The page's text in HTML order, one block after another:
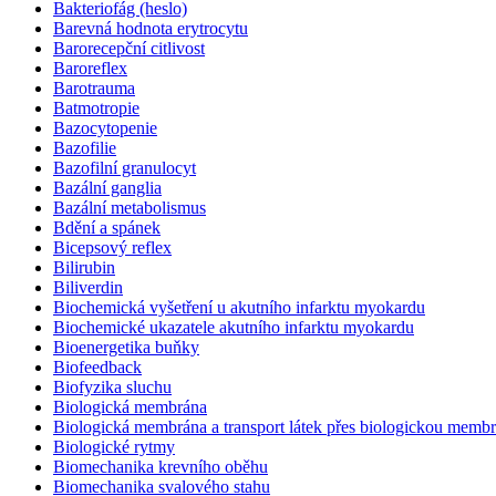
Bakteriofág (heslo)
Barevná hodnota erytrocytu
Barorecepční citlivost
Baroreflex
Barotrauma
Batmotropie
Bazocytopenie
Bazofilie
Bazofilní granulocyt
Bazální ganglia
Bazální metabolismus
Bdění a spánek
Bicepsový reflex
Bilirubin
Biliverdin
Biochemická vyšetření u akutního infarktu myokardu
Biochemické ukazatele akutního infarktu myokardu
Bioenergetika buňky
Biofeedback
Biofyzika sluchu
Biologická membrána
Biologická membrána a transport látek přes biologickou
Biologické rytmy
Biomechanika krevního oběhu
Biomechanika svalového stahu